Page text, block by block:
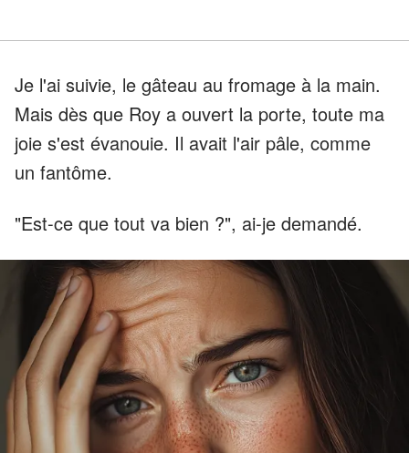
Je l'ai suivie, le gâteau au fromage à la main.
Mais dès que Roy a ouvert la porte, toute ma
joie s'est évanouie. Il avait l'air pâle, comme
un fantôme.
"Est-ce que tout va bien ?", ai-je demandé.